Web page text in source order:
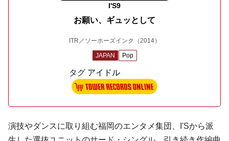
I'S9
お願い、ギュッとして
ITR／ソーホーズインク （2014）
JAPAN Pop
タグ アイドル
演技やダンスに取り組む福岡のエンタメ集団、 I'Sから派